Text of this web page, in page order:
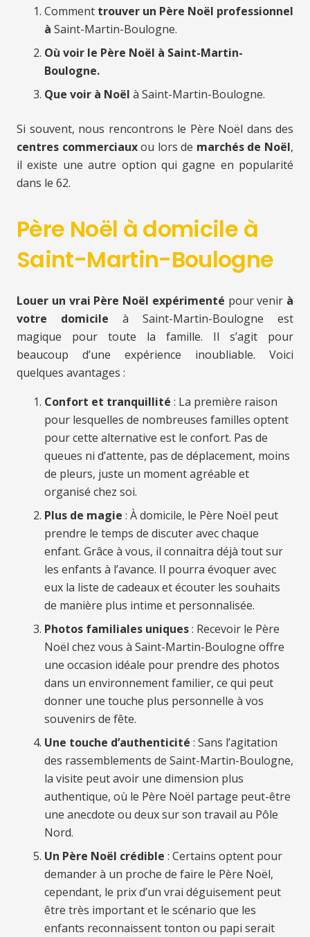
Comment trouver un Père Noël professionnel
à Saint-Martin-Boulogne.
Où voir le Père Noël à Saint-Martin-
Boulogne.
Que voir à Noël à Saint-Martin-Boulogne.
Si souvent, nous rencontrons le Père Noël dans des
centres commerciauxou lors de marchés de Noël,
il existe une autre option qui gagne en popularité
dans le 62.
Père Noël à domicile à
Saint-Martin-Boulogne
Louer un vrai Père Noël expérimenté pour venir à
votre domicile à Saint-Martin-Boulogne est
magique pour toute la famille. Il s’agit pour
beaucoup d’une expérience inoubliable. Voici
quelques avantages :
Confort et tranquillité : La première raison
pour lesquelles de nombreuses familles optent
pour cette alternative est le confort. Pas de
queues ni d’attente, pas de déplacement, moins
de pleurs, juste un moment agréable et
organisé chez soi.
Plus de magie : À domicile, le Père Noël peut
prendre le temps de discuter avec chaque
enfant. Grâce à vous, il connaitra déjà tout sur
les enfants à l’avance. Il pourra évoquer avec
eux la liste de cadeaux et écouter les souhaits
de manière plus intime et personnalisée.
Photos familiales uniques: Recevoir le Père
Noël chez vous à Saint-Martin-Boulogne offre
une occasion idéale pour prendre des photos
dans un environnement familier, ce qui peut
donner une touche plus personnelle à vos
souvenirs de fête.
Une touche d’authenticité : Sans l’agitation
des rassemblements de Saint-Martin-Boulogne,
la visite peut avoir une dimension plus
authentique, où le Père Noël partage peut-être
une anecdote ou deux sur son travail au Pôle
Nord.
Un Père Noël crédible : Certains optent pour
demander à un proche de faire le Père Noël,
cependant, le prix d’un vrai déguisement peut
être très important et le scénario que les
enfants reconnaissent tonton ou papi serait